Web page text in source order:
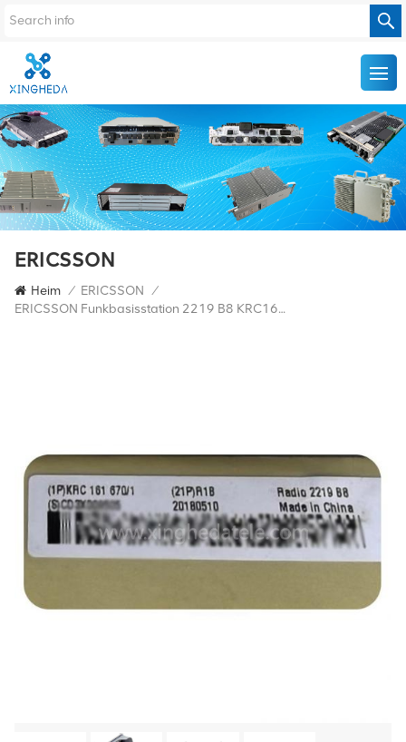
ERICSSON
Heim / ERICSSON /
ERICSSON Funkbasisstation 2219 B8 KRC161670/1 KRC 161 670/1 900 MHz